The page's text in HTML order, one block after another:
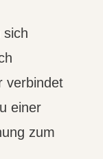
sich
verbindet
einer
zum